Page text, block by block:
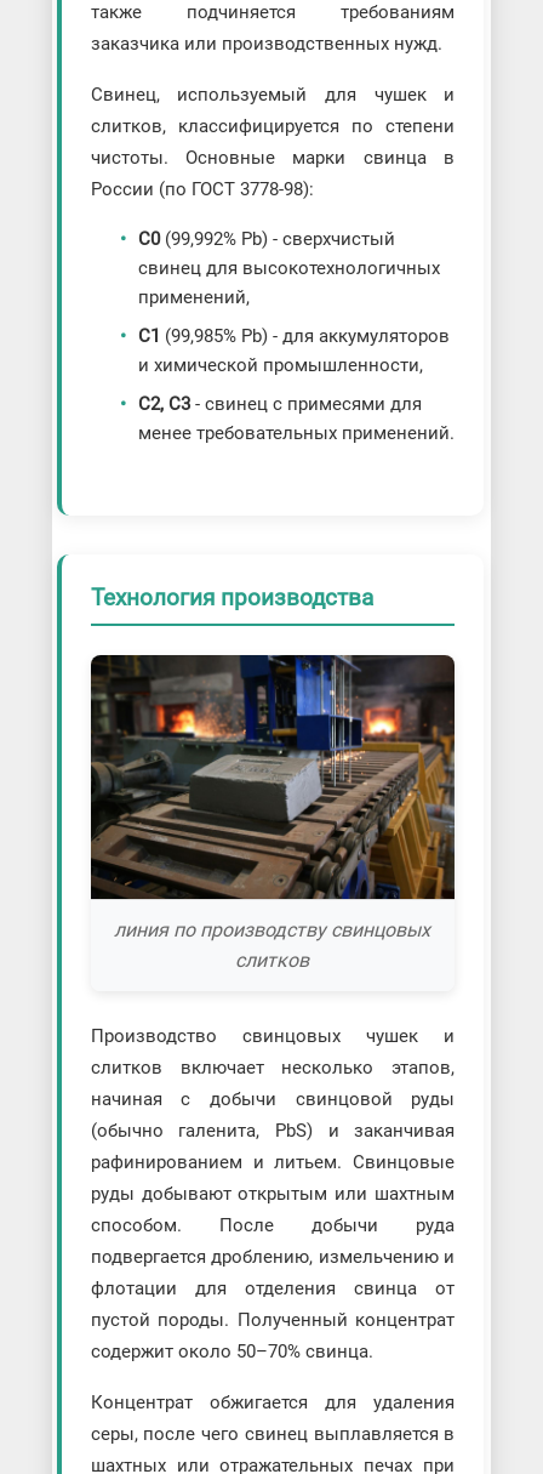
также подчиняется требованиям
заказчика или производственных нужд.
Свинец, используемый для чушек и
слитков, классифицируется по степени
чистоты. Основные марки свинца в
России (по ГОСТ 3778-98):
С0(99,992% Pb) - сверхчистый
свинец для высокотехнологичных
применений,
С1 (99,985% Pb) - для аккумуляторов
и химической промышленности,
С2, С3- свинец с примесями для
менее требовательных применений.
Технология производства
линия по производству свинцовых
слитков
Производство свинцовых чушек и
слитков включает несколько этапов,
начиная с добычи свинцовой руды
(обычно галенита, PbS) и заканчивая
рафинированием и литьем. Свинцовые
руды добывают открытым или шахтным
способом. После добычи руда
подвергается дроблению, измельчению и
флотации для отделения свинца от
пустой породы. Полученный концентрат
содержит около 50–70% свинца.
Концентрат обжигается для удаления
серы, после чего свинец выплавляется в
шахтных или отражательных печах при